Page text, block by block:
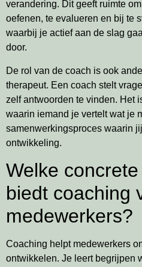
verandering. Dit geeft ruimte
oefenen, te evalueren en bij te
waarbij je actief aan de slag
door.
De rol van de coach is ook
therapeut. Een coach stelt
zelf antwoorden te vinden. Het
waarin iemand je vertelt wat je
samenwerkingsproces waarin
ontwikkeling.
Welke
biedt coaching
medewerkers?
Coaching helpt medewerkers
ontwikkelen. Je leert begrijpen